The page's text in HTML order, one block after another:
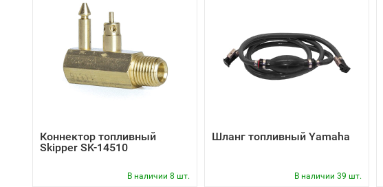
Коннектор топливный
Skipper SK-14510
В наличии 8 шт.
Шланг топливный Yamaha
В наличии 39 шт.